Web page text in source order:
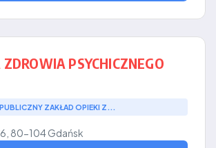
PSYCHICZNEGO
ZAKŁAD OPIEKI Z...
80-104 Gdańsk